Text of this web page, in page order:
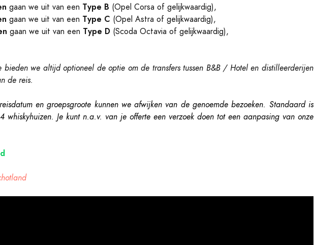
gaan we uit van een Type B (Opel Corsa of gelijkwaardig),
gaan we uit van een Type C (Opel Astra of gelijkwaardig),
gaan we uit van een Type D (Scoda Octavia of gelijkwaardig),
bieden we altijd optioneel de optie om de transfers tussen B&B / Hotel en distilleerderijen
de reis.
en groepsgroote kunnen we afwijken van de genoemde bezoeken. Standaard is
whiskyhuizen. Je kunt n.a.v. van je offerte een verzoek doen tot een aanpasing van onze